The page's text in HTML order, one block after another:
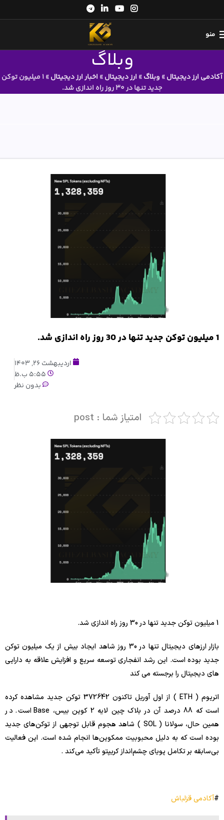
منو
وبلاگ
آکادمی ارز دیجیتال» وبلاگ» ارز دیجیتال» اخبار ارز دیجیتال» 1 میلیون توکن
جدید تنها در 30 روز راه اندازی شد.
1 میلیون توکن جدید تنها در 30 روز راه اندازی شد.
اردیبهشت 26, 1403
5:55 ب.ظ
بدون نظر
امتیاز شما : post
1 میلیون توکن جدید تنها در 30 روز راه اندازی شد.
بازار ارزهای دیجیتال تنها در 30 روز شاهد ایجاد بیش از یک میلیون توکن
جدید بوده است. این رشد انفجاری توسعه سریع و افزایش علاقه به دارایی
های دیجیتال را برجسته می کند
اتریوم ( ETH ) از اول آوریل تاکنون 372642 توکن جدید مشاهده کرده
است که 88 درصد آن در بلاک چین لایه 2 کوین بیس، Base است. در
همین حال، سولانا ( SOL ) شاهد هجوم قابل توجهی از توکن‌های جدید
بوده است که به دلیل محبوبیت ممکوین‌ها انجام شده است. این فعالیت
بی‌سابقه بر تکامل پویای چشم‌انداز کریپتو تأکید می‌کند .
#آکادمی قزلباش